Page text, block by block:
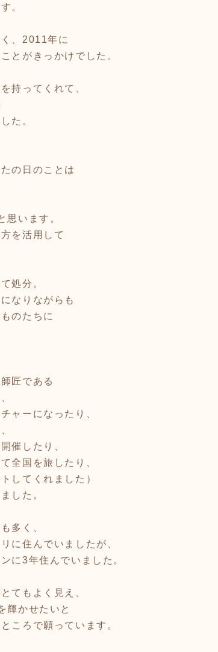
。
、2011年に
とがきっかけでした。
持ってくれて、
た。
の日のことは
思います。
を活用して
処分。
なりながらも
のたちに
匠である
ャーになったり、
催したり、
全国を旅したり、
してくれました）
した。
多く、
に住んでいましたが、
に3年住んでいました。
てもよく見え、
輝かせたいと
ころで願っています。